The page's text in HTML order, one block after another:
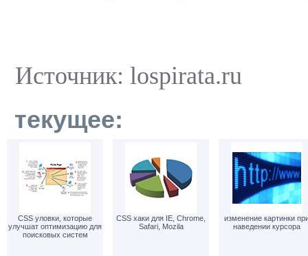
Источник: lospirata.ru
текущее:
CSS уловки, которые
улучшат оптимизацию для
поисковых систем
CSS хаки для IE, Chrome,
Safari, Mozila
изменение картинки
наведении курсора